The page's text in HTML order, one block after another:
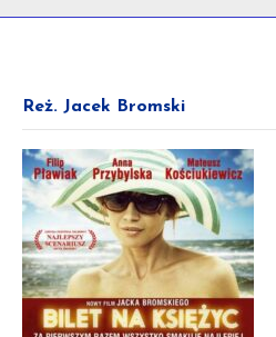
Reż. Jacek Bromski